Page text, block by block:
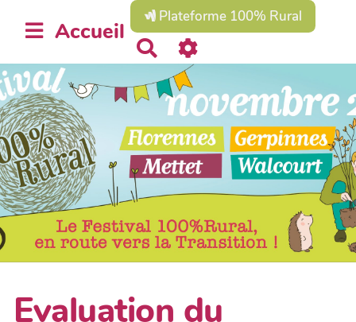
Accueil
Plateforme 100% Rural
e
c
h
e
r
c
r
Evaluation du